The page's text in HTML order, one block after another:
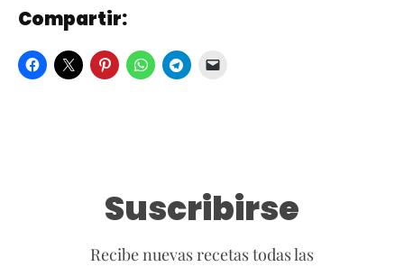
Compartir:
Suscribirse
Recibe nuevas recetas todas las